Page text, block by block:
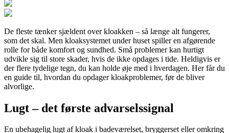
De fleste tænker sjældent over kloakken – så længe alt fungerer,
som det skal. Men kloaksystemet under huset spiller en afgørende
rolle for både komfort og sundhed. Små problemer kan hurtigt
udvikle sig til store skader, hvis de ikke opdages i tide. Heldigvis er
der flere tydelige tegn, du kan holde øje med i hverdagen. Her får du
en guide til, hvordan du opdager kloakproblemer, før de bliver
alvorlige.
Lugt – det første advarselssignal
En ubehagelig lugt af kloak i badeværelset, bryggerset eller omkring